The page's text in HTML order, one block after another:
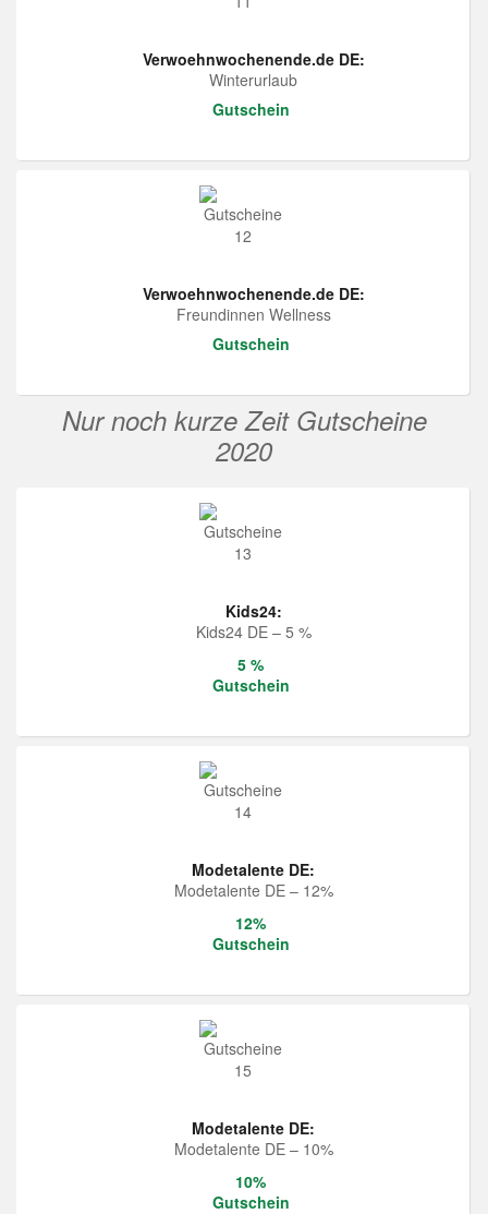
Verwoehnwochenende.de DE:
Winterurlaub
Gutschein
Verwoehnwochenende.de DE:
Freundinnen Wellness
Gutschein
Nur noch kurze Zeit Gutscheine
2020
Kids24:
Kids24 DE – 5 %
5 %
Gutschein
Modetalente DE:
Modetalente DE – 12%
12%
Gutschein
Modetalente DE:
Modetalente DE – 10%
10%
Gutschein